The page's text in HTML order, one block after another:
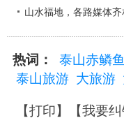
山水福地，各路媒体齐
热词： 泰山赤鳞鱼
泰山旅游 大旅游
【打印】【我要